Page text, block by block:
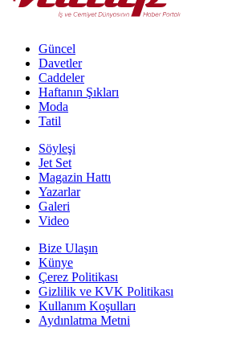
Güncel
Davetler
Caddeler
Haftanın Şıkları
Moda
Tatil
Söyleşi
Jet Set
Magazin Hattı
Yazarlar
Galeri
Video
Bize Ulaşın
Künye
Çerez Politikası
Gizlilik ve KVK Politikası
Kullanım Koşulları
Aydınlatma Metni